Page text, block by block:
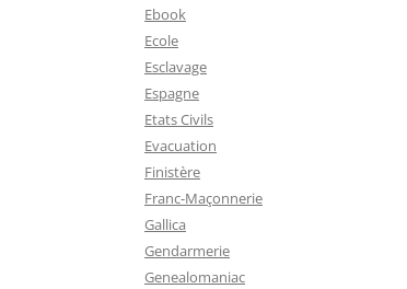
Ebook
Ecole
Esclavage
Espagne
Etats Civils
Evacuation
Finistère
Franc-Maçonnerie
Gallica
Gendarmerie
Genealomaniac